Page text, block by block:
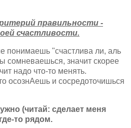
правильности -
счастливости.
понимаешь "счастлива ли, аль
сомневаешься, значит скорее
надо что-то менять.
осознАешь и сосредоточишься
(читай: сделает меня
то рядом.